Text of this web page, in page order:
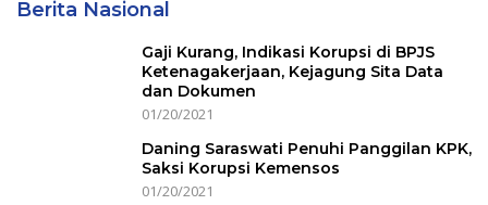
Berita Nasional
Gaji Kurang, Indikasi Korupsi di BPJS
Ketenagakerjaan, Kejagung Sita Data
dan Dokumen
01/20/2021
Daning Saraswati Penuhi Panggilan KPK,
Saksi Korupsi Kemensos
01/20/2021